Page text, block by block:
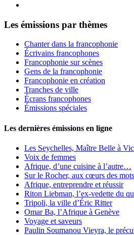
Les émissions par thèmes
Chanter dans la francophonie
Écrivains francophones
Francophonie sur scènes
Gens de la francophonie
Francophonie en création
Tranches de ville
Écrans francophones
Émissions spéciales
Les dernières émissions en ligne
Les Seychelles, Maître Belle à
Voix de femmes
Afrique, d’une cuisine à l’autre…
Sur le Rocher, aux cœurs des mots
Afrique, entreprendre et réussir
Riton Liebman, l’ex-vedette du
Tripoli, la ville d’Éric Ritter
Omar Ba, l’Afrique à Genève
Voyage et saveurs
Paulin Soumanou Vieyra, le